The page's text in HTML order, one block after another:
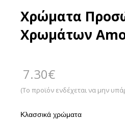
Χρώματα
Χρωμάτων
7.30€
(Το προϊόν ενδέχεται να μην
Κλασσικά χρώματα